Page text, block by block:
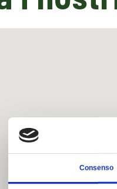
Consenso